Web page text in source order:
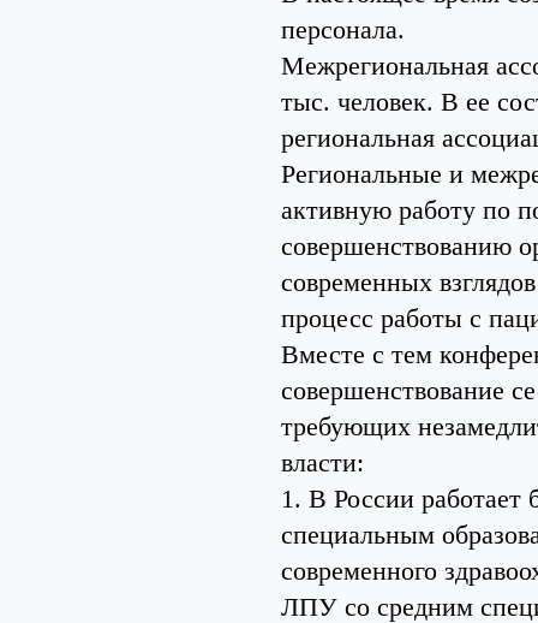
персонала.
Межрегиональная
тыс. человек. В ее
региональная
Региональные и
активную работу по
совершенствованию
современных
процесс работы с
Вместе с тем
совершенствование
требующих
власти:
1. В России работает
специальным
современного
ЛПУ со средним